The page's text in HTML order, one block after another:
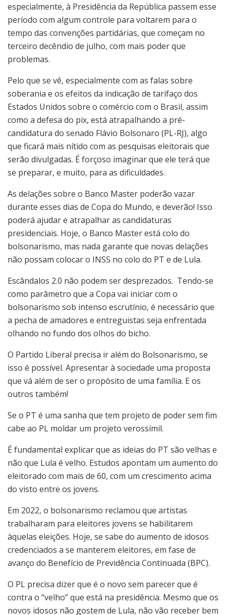
especialmente, à Presidência da República passem esse
período com algum controle para voltarem para o
tempo das convenções partidárias, que começam no
terceiro decêndio de julho, com mais poder que
problemas.
Pelo que se vê, especialmente com as falas sobre
soberania e os efeitos da indicação de tarifaço dos
Estados Unidos sobre o comércio com o Brasil, assim
como a defesa do pix, está atrapalhando a pré-
candidatura do senado Flávio Bolsonaro (PL-RJ), algo
que ficará mais nítido com as pesquisas eleitorais que
serão divulgadas. É forçoso imaginar que ele terá que
se preparar, e muito, para as dificuldades.
As delações sobre o Banco Master poderão vazar
durante esses dias de Copa do Mundo, e deverão! Isso
poderá ajudar e atrapalhar as candidaturas
presidenciais. Hoje, o Banco Master está colo do
bolsonarismo, mas nada garante que novas delações
não possam colocar o INSS no colo do PT e de Lula.
Escândalos 2.0 não podem ser desprezados. Tendo-se
como parâmetro que a Copa vai iniciar com o
bolsonarismo sob intenso escrutínio, é necessário que
a pecha de amadores e entreguistas seja enfrentada
olhando no fundo dos olhos do bicho.
O Partido Liberal precisa ir além do Bolsonarismo, se
isso é possível. Apresentar à sociedade uma proposta
que vá além de ser o propósito de uma família. E os
outros também!
Se o PT é uma sanha que tem projeto de poder sem fim
cabe ao PL moldar um projeto verossímil.
É fundamental explicar que as ideias do PT são velhas e
não que Lula é velho. Estudos apontam um aumento do
eleitorado com mais de 60, com um crescimento acima
do visto entre os jovens.
Em 2022, o bolsonarismo reclamou que artistas
trabalharam para eleitores jovens se habilitarem
àquelas eleições. Hoje, se sabe do aumento de idosos
credenciados a se manterem eleitores, em fase de
avanço do Benefício de Previdência Continuada (BPC).
O PL precisa dizer que é o novo sem parecer que é
contra o “velho” que está na presidência. Mesmo que os
novos idosos não gostem de Lula, não vão receber bem